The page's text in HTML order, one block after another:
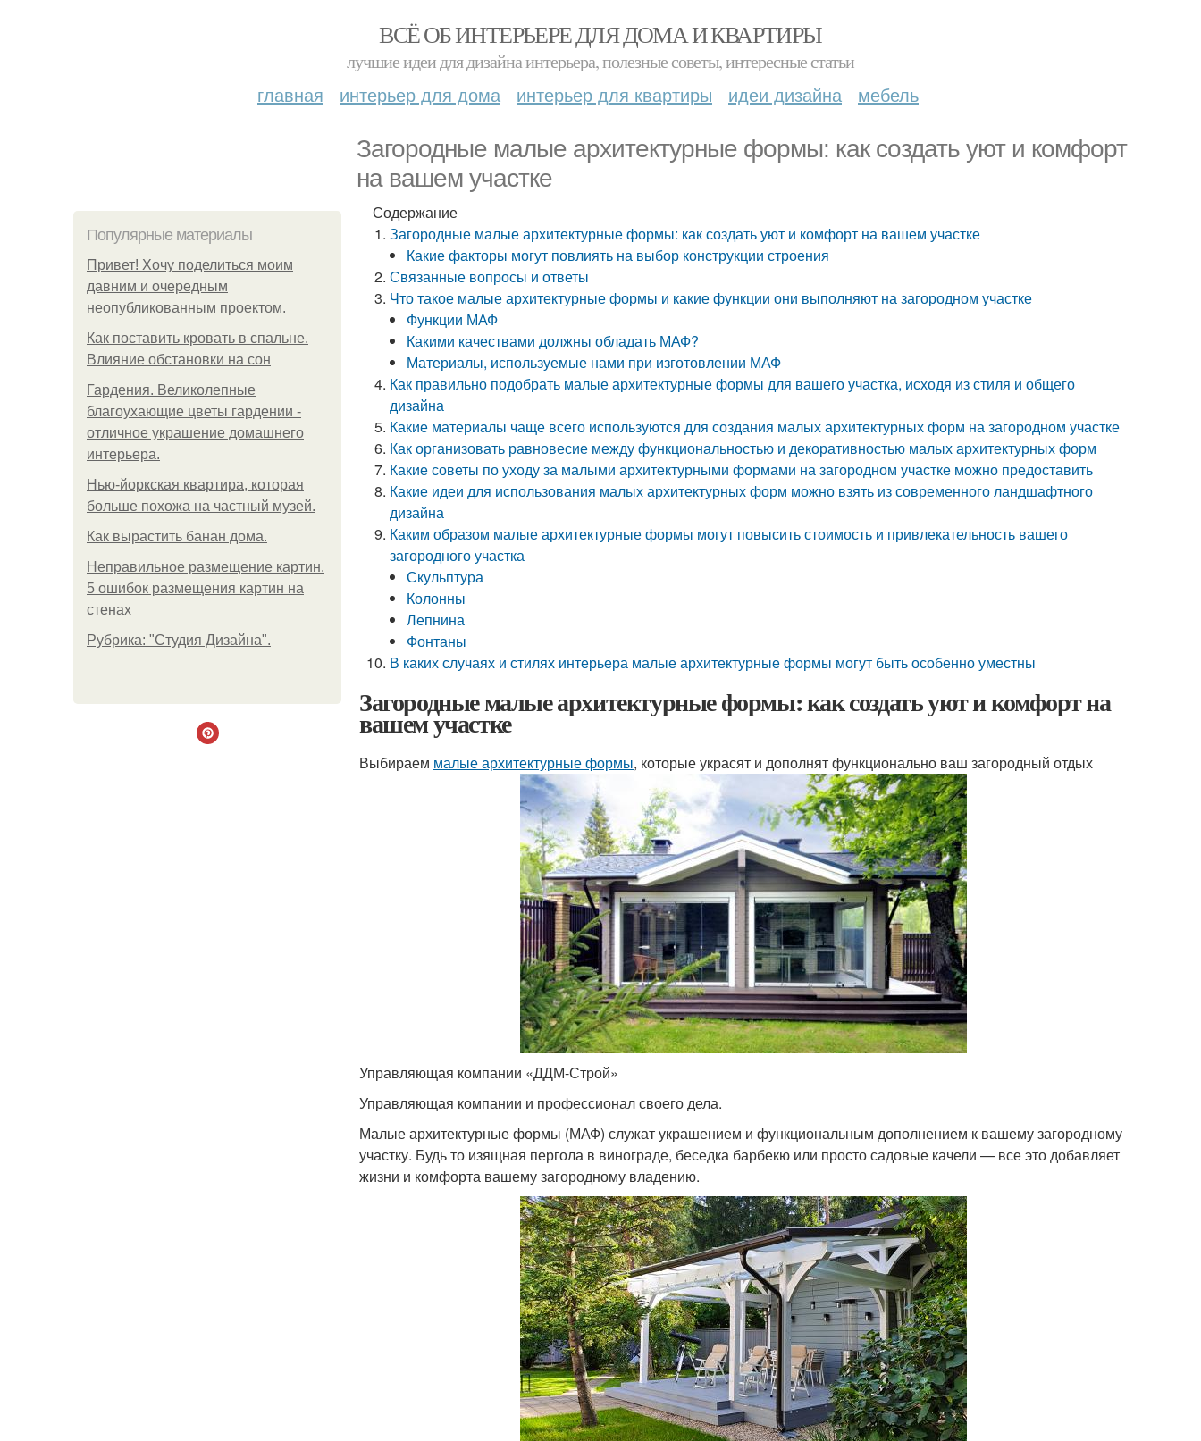
ВСЁ ОБ ИНТЕРЬЕРЕ ДЛЯ ДОМА И КВАРТИРЫ
лучшие идеи для дизайна интерьера, полезные советы, интересные статьи
главная интерьер для дома интерьер для квартиры идеи дизайна мебель
Загородные малые архитектурные формы: как создать уют и комфорт
на вашем участке
Популярные материалы
Привет! Хочу поделиться моим
давним и очередным
неопубликованным проектом.
Как поставить кровать в спальне.
Влияние обстановки на сон
Гардения. Великолепные
благоухающие цветы гардении -
отличное украшение домашнего
интерьера.
Нью-йоркская квартира, которая
больше похожа на частный музей.
Как вырастить банан дома.
Неправильное размещение картин.
5 ошибок размещения картин на
стенах
Рубрика: "Студия Дизайна".
Содержание
Загородные малые архитектурные формы: как создать уют и комфорт на вашем участке
Какие факторы могут повлиять на выбор конструкции строения
Связанные вопросы и ответы
Что такое малые архитектурные формы и какие функции они выполняют на загородном участке
Функции МАФ
Какими качествами должны обладать МАФ?
Материалы, используемые нами при изготовлении МАФ
Как правильно подобрать малые архитектурные формы для вашего участка, исходя из стиля и общего
дизайна
Какие материалы чаще всего используются для создания малых архитектурных форм на загородном участке
Как организовать равновесие между функциональностью и декоративностью малых архитектурных форм
Какие советы по уходу за малыми архитектурными формами на загородном участке можно предоставить
Какие идеи для использования малых архитектурных форм можно взять из современного ландшафтного
дизайна
Каким образом малые архитектурные формы могут повысить стоимость и привлекательность вашего
загородного участка
Скульптура
Колонны
Лепнина
Фонтаны
В каких случаях и стилях интерьера малые архитектурные формы могут быть особенно уместны
Загородные малые архитектурные формы: как создать уют и комфорт на
вашем участке
Выбираем малые архитектурные формы, которые украсят и дополнят функционально ваш загородный отдых
Управляющая компании «ДДМ-Строй»
Управляющая компании и профессионал своего дела.
Малые архитектурные формы (МАФ) служат украшением и функциональным дополнением к вашему загородному
участку. Будь то изящная пергола в винограде, беседка барбекю или просто садовые качели — все это добавляет
жизни и комфорта вашему загородному владению.